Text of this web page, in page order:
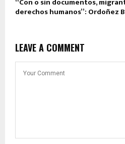
derechos humanos”: Ordoñez
LEAVE A COMMENT